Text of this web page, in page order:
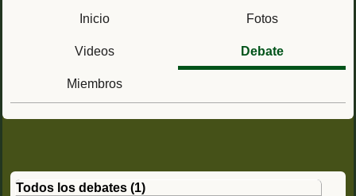
Inicio Fotos
Videos Debate
Miembros
Todos los debates (1)